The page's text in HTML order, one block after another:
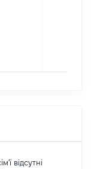
відсутні